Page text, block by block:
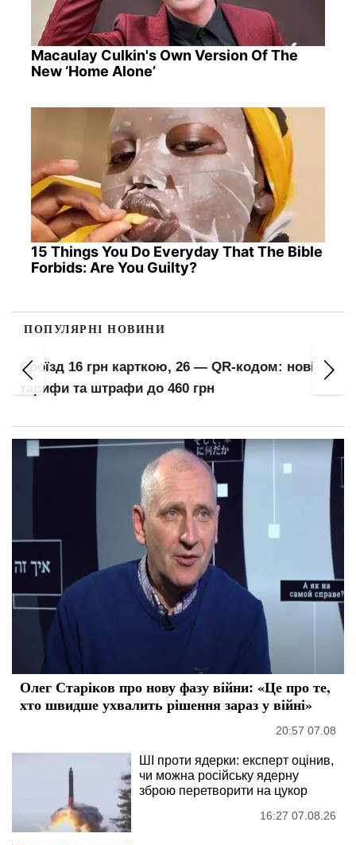
Macaulay Culkin's Own Version Of The
New ‘Home Alone’
15 Things You Do Everyday That The Bible
Forbids: Are You Guilty?
ПОПУЛЯРНІ НОВИНИ
Проїзд 16 грн карткою, 26 — QR-кодом: нові
тарифи та штрафи до 460 грн
Олег Старіков про нову фазу війни: «Це про те,
хто швидше ухвалить рішення зараз у війні»
20:57 07.08
ШІ проти ядерки: експерт оцінив,
чи можна російську ядерну
зброю перетворити на цукор
16:27 07.08.26